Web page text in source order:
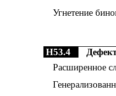
Угнетение
H53.4
Расширенное